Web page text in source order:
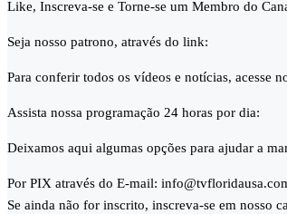
Like, Inscreva-se e Torne-se um Membro do
Seja nosso patrono, através do link:
Para conferir todos os vídeos e notícias, acesse
Assista nossa programação 24 horas por dia:
Deixamos aqui algumas opções para ajudar a
Por PIX através do E-mail:
Se ainda não for inscrito, inscreva-se em nosso